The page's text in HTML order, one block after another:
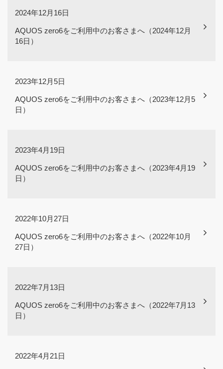
2024年12月16日
AQUOS zero6をご利用中のお客さまへ（2024年12月
16日）
2023年12月5日
AQUOS zero6をご利用中のお客さまへ（2023年12月5
日）
2023年4月19日
AQUOS zero6をご利用中のお客さまへ（2023年4月19
日）
2022年10月27日
AQUOS zero6をご利用中のお客さまへ（2022年10月
27日）
2022年7月13日
AQUOS zero6をご利用中のお客さまへ（2022年7月13
日）
2022年4月21日